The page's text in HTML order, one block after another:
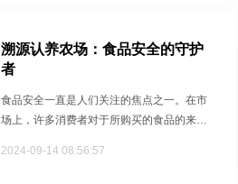
溯源认养农场：食品安全的守护
者
食品安全一直是人们关注的焦点之一。在市
场上，许多消费者对于所购买的食品的来源
2024-09-14 08:56:57